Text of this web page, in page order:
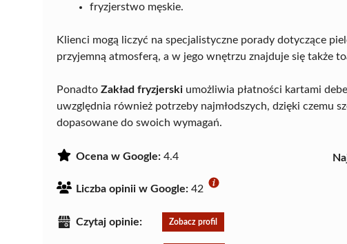
fryzjerstwo męskie.
Klienci mogą liczyć na specjalistyczne porady dotyczące
przyjemną atmosferą, a w jego wnętrzu znajduje się także
Ponadto Zakład fryzjerski umożliwia płatności kartami
uwzględnia również potrzeby najmłodszych, dzięki czemu
dopasowane do swoich wymagań.
Ocena w Google: 4.4
Liczba opinii w Google: 42
Czytaj opinie: Zobacz profil